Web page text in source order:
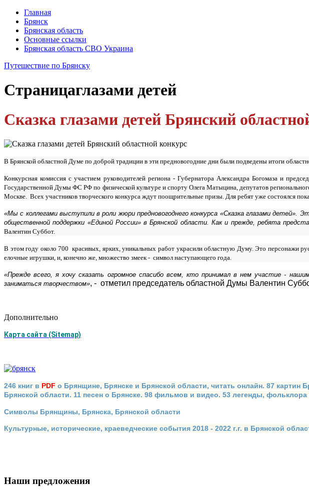
Главная
Брянск
Брянская область
Основные ссылки
Брянская область СВО Украина
Путешествие по Брянску
Страницаглазами детей
Сказка глазами детей Брянский
В Брянской областной Думе по доброй традиции в эти предновогодние дни были подведены итоги
Конкурсная комиссия с участием руководителей региона - Губернатора Александра Богомаза и
Государственной Думы ФС РФ по физической культуре и спорту Олега Матыцина, депутатов
Москве. Всех участников творческого конкурса ждут поощрительные призы. Для ребят уже состоялся
«Мы с коллегами выступили в роли жюри предновогоднего конкурса «Сказка глазами
общественной поддержки «Единой России» в Брянской области. Как и прежде, ребята
Валентин Суббот.
В этом году около 700 красивых, ярких, уникальных работ украсили областную Думу. Это персонажи
елочные игрушки, и, конечно же, множество змеек - символ наступающего года.
«Прежде всего, я хочу сказать огромное спасибо всем, кто принимал в нем участие -
заниматься творчеством», - отметил председатель областной Думы Валентин
Дополнительно
Карта сайта (Sitemap)
246 книг в PDF о Брянщине, Брянске и Брянской области, читать онлайн. 87 картин
Брянской области. 11 песен о Брянске. 98 фильмов и видео. 53 легенды, фольклора
Символы Брянщины, Брянска, Брянской области
Культурные, исторические, краеведческие события 2018 - 2022 г.г. в Брянской
Наши предложения